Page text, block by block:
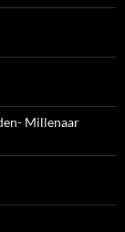
Millenaar